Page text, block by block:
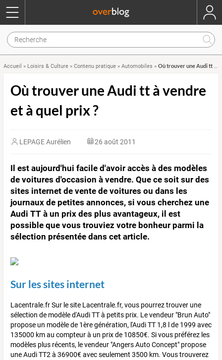
Accueil » Loisirs & Culture » Contenu pratique » Automobiles » Où trouver une Audi tt à vendre et à quel prix ?
Où trouver une Audi tt à vendre
et à quel prix ?
LEPAGE Aurélien 26 août 2011
Il est aujourd'hui facile d'avoir accès à des modèles
de voitures d'occasion à vendre. Que ce soit sur des
sites internet de vente de voitures ou dans les
journaux de petites annonces, si vous cherchez une
Audi TT à un prix des plus avantageux, il est
possible que vous trouviez votre bonheur parmi la
sélection présentée dans cet article.
Sur les sites internet
Lacentrale.fr Sur le site Lacentrale.fr, vous pourrez trouver une
sélection de modèle d'Audi TT à petits prix. Le vendeur "Brun Auto"
propose un modèle de 1ère génération, l'Audi TT 1,8 l de 1999 avec
135000 km au compteur à un prix de 10850€. Si vous préférez les
modèles plus récents, le vendeur "Angers Auto Concept" propose
une Audi TT2 à 36900€ avec seulement 3500 km. Vous trouverez